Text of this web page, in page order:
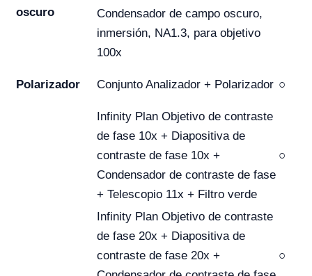
oscuro
Condensador de campo oscuro,
inmersión, NA1.3, para objetivo
100x
Polarizador Conjunto Analizador + Polarizador ○
Infinity Plan Objetivo de contraste
de fase 10x + Diapositiva de
contraste de fase 10x +
Condensador de contraste de fase
+ Telescopio 11x + Filtro verde
○
Infinity Plan Objetivo de contraste
de fase 20x + Diapositiva de
contraste de fase 20x +
○